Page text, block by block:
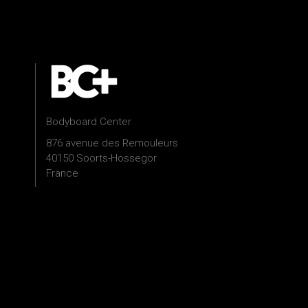
Bodyboard Center
876 avenue des Remouleurs
40150 Soorts-Hossegor
France